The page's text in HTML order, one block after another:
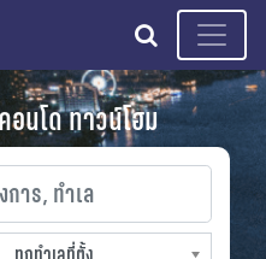
search
นโด ทาวน์โฮม
ทำเล